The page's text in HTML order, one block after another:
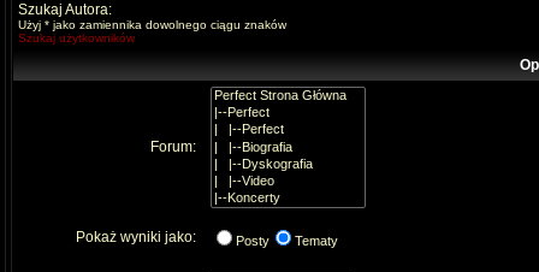
Szukaj Autora:
Użyj * jako zamiennika dowolnego ciągu znaków
Szukaj użytkowników
Forum:
Pokaż wyniki jako: Posty Tematy